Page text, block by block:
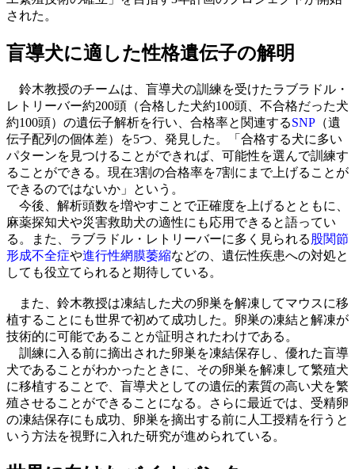
された。
盲導犬に適した性格遺伝子の解明
鈴木教授のチームは、盲導犬の訓練を受けたラブラドル・
レトリーバー約200頭（合格した犬約100頭、不合格だった犬
約100頭）の遺伝子解析を行い、合格率と関連するSNP （遺
伝子配列の個体差）を5つ、発見した。「合格する犬に多い
パターンを見つけることができれば、可能性を選んで訓練す
ることができる。現在3割の合格率を7割にまで上げることが
できるのではないか」という。
今後、解析頭数を増やすことで正確度を上げるとともに、
麻薬探知犬や災害救助犬の適性にも応用できると語ってい
る。また、ラブラドル・レトリーバーに多く見られる 股関節
形成不全症や進行性網膜萎縮などの、遺伝性疾患への対処と
しても役立てられると期待している。
また、鈴木教授は凍結した犬の卵巣を解凍してマウスに移
植することにも世界で初めて成功した。卵巣の凍結と解凍が
技術的に可能であることが証明されたわけである。
訓練に入る前に摘出された卵巣を凍結保存し、優れた盲導
犬であることがわかったときに、その卵巣を解凍して繁殖犬
に移植することで、盲導犬としての遺伝的素質の高い犬を繁
殖させることができることになる。さらに最近では、受精卵
の凍結保存にも成功、卵巣を摘出する前に人工授精を行うと
いう方法を視野に入れた研究が進められている。